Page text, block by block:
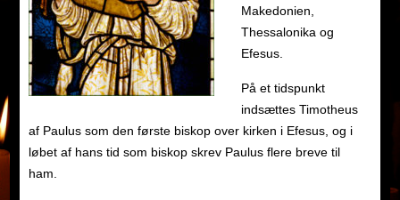
Makedonien,
Thessalonika og
Efesus.
På et tidspunkt
indsættes Timotheus
af Paulus som den første biskop over kirken i Efesus, og i
løbet af hans tid som biskop skrev Paulus flere breve til
ham.